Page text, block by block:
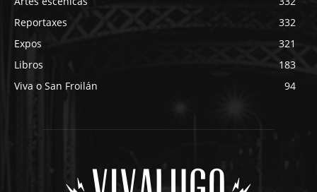
Reportaxes
332
Expos
321
Libros
183
Viva o San Froilán
94